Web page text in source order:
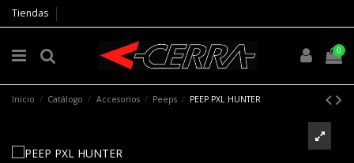
Tiendas
0
Inicio Catálogo Accesorios Peeps PEEP PXL HUNTER